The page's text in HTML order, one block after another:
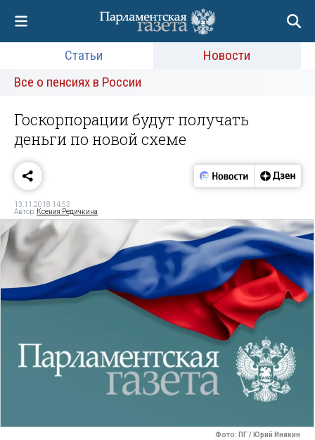
Статьи
Новости
Все о пенсиях в России
Госкорпорации будут получать
деньги по новой схеме
13.11.2018 14:52
Автор: Ксения Редичкина
Фото: ПГ / Юрий Инякин